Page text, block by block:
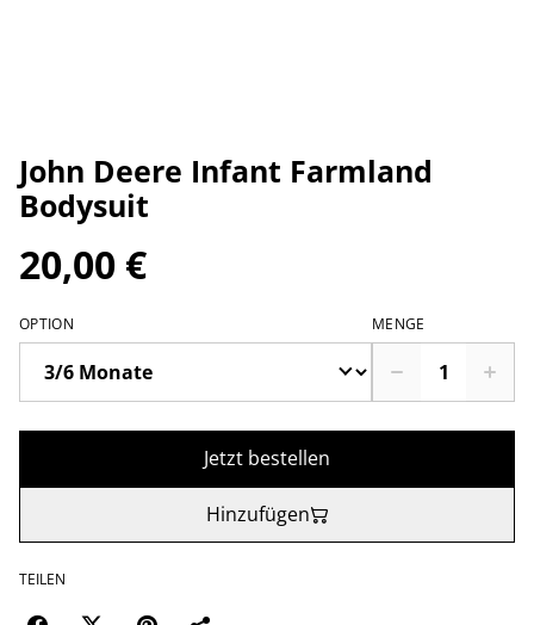
John Deere Infant Farmland
Bodysuit
20,00 €
OPTION MENGE
Jetzt bestellen
Hinzufügen
TEILEN